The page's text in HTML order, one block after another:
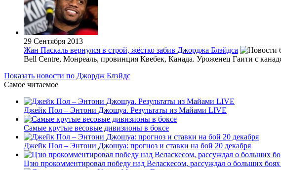
29 Сентября 2013
Жан Паскаль вернулся в строй, жёстко забив Джорджа Блэйдса
Bell Centre, Монреаль, провинция Квебек, Канада. Уроженец Гаити с
Показать новости по Джордж Блэйдс
Самое читаемое
Джейк Пол – Энтони Джошуа. Результаты из Майами LIVE
Самые крутые весовые дивизионы в боксе
Джейк Пол – Энтони Джошуа: прогноз и ставки на бой 20 декабря
Цзю прокомментировал победу над Веласкесом, рассуждал о больших